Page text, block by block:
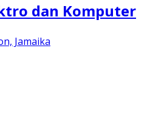
dan Komputer
Jamaika